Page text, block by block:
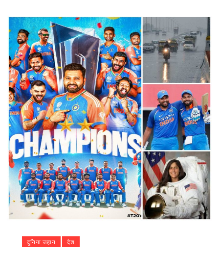
दुनिया जहान देश